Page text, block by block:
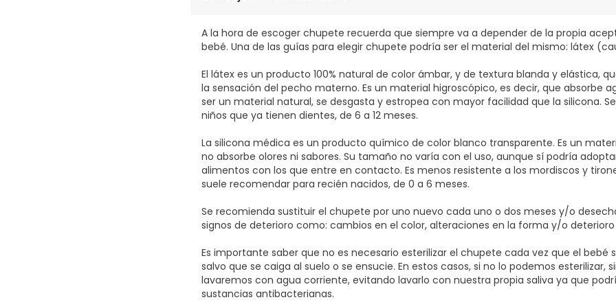
A la hora de escoger chupete recuerda que siempre va a depender de la propia
bebé. Una de las guías para elegir chupete podría ser el material del mismo: látex
El látex es un producto 100% natural de color ámbar, y de textura blanda y elástica,
la sensación del pecho materno. Es un material higroscópico, es decir, que absorbe
ser un material natural, se desgasta y estropea con mayor facilidad que la silicona.
niños que ya tienen dientes, de 6 a 12 meses.
La silicona médica es un producto químico de color blanco transparente. Es un
no absorbe olores ni sabores. Su tamaño no varía con el uso, aunque sí podría
alimentos con los que entre en contacto. Es menos resistente a los mordiscos y
suele recomendar para recién nacidos, de 0 a 6 meses.
Se recomienda sustituir el chupete por uno nuevo cada uno o dos meses y/o
signos de deterioro como: cambios en el color, alteraciones en la forma y/o
Es importante saber que no es necesario esterilizar el chupete cada vez que el bebé
salvo que se caiga al suelo o se ensucie. En estos casos, si no lo podemos esterilizar,
lavaremos con agua corriente, evitando lavarlo con nuestra propia saliva ya que
sustancias antibacterianas.